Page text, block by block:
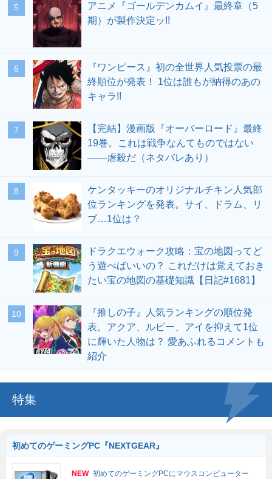
アニメ『ゴールデンカムイ』最終章（5
期）が製作決定ッ!!
『ワンピース』初の全世界人気投票の最
終順位が発表！ 1位は誰もが納得のあの
キャラ!!
【完結】漫画版『オーバーロード』最終
19巻。これは戦争なんてものではない
――虐殺だ（ネタバレあり）
ケンタッキーのオリジナルチキン人気部
位ランキングを発表。サイ、ドラム、リ
ブ…1位は？
ドラクエウォーク攻略：宝の地図ってど
う遊べばいいの？ これだけは覚えておき
たい宝の地図の基礎知識【日記#1681】
『推しの子』人気ランキングの順位発
表。アクア、ルビー、アイを抑えて1位
に輝いた人物は？ 愛あふれるコメントも
紹介
特集
初めてのゲーミングPC『NEXTGEAR』
NEW 初めてのゲーミングPCにマウスコンピューター